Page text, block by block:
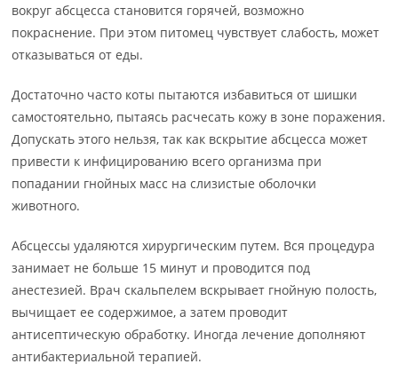
вокруг абсцесса становится горячей, возможно
покраснение. При этом питомец чувствует слабость, может
отказываться от еды.
Достаточно часто коты пытаются избавиться от шишки
самостоятельно, пытаясь расчесать кожу в зоне поражения.
Допускать этого нельзя, так как вскрытие абсцесса может
привести к инфицированию всего организма при
попадании гнойных масс на слизистые оболочки
животного.
Абсцессы удаляются хирургическим путем. Вся процедура
занимает не больше 15 минут и проводится под
анестезией. Врач скальпелем вскрывает гнойную полость,
вычищает ее содержимое, а затем проводит
антисептическую обработку. Иногда лечение дополняют
антибактериальной терапией.